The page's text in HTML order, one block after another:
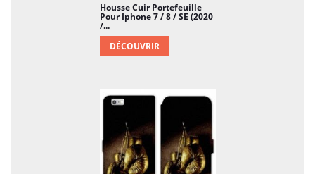
Housse Cuir Portefeuille
Pour Iphone 7 / 8 / SE (2020
/...
DÉCOUVRIR